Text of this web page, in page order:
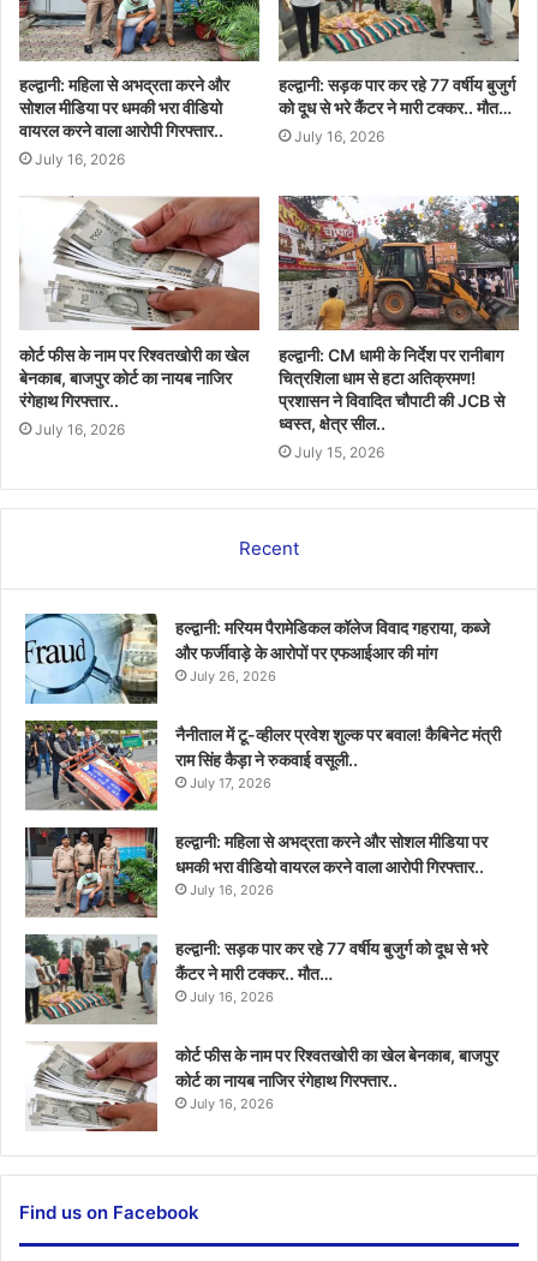
हल्द्वानी: महिला से अभद्रता करने और
सोशल मीडिया पर धमकी भरा वीडियो
वायरल करने वाला आरोपी गिरफ्तार..
July 16, 2026
हल्द्वानी: सड़क पार कर रहे 77 वर्षीय बुजुर्ग
को दूध से भरे कैंटर ने मारी टक्कर.. मौत…
July 16, 2026
कोर्ट फीस के नाम पर रिश्वतखोरी का खेल
बेनकाब, बाजपुर कोर्ट का नायब नाजिर
रंगेहाथ गिरफ्तार..
July 16, 2026
हल्द्वानी: CM धामी के निर्देश पर रानीबाग
चित्रशिला धाम से हटा अतिक्रमण!
प्रशासन ने विवादित चौपाटी की JCB से
ध्वस्त, क्षेत्र सील..
July 15, 2026
Recent
हल्द्वानी: मरियम पैरामेडिकल कॉलेज विवाद गहराया, कब्जे
और फर्जीवाड़े के आरोपों पर एफआईआर की मांग
July 26, 2026
नैनीताल में टू-व्हीलर प्रवेश शुल्क पर बवाल! कैबिनेट मंत्री
राम सिंह कैड़ा ने रुकवाई वसूली..
July 17, 2026
हल्द्वानी: महिला से अभद्रता करने और सोशल मीडिया पर
धमकी भरा वीडियो वायरल करने वाला आरोपी गिरफ्तार..
July 16, 2026
हल्द्वानी: सड़क पार कर रहे 77 वर्षीय बुजुर्ग को दूध से भरे
कैंटर ने मारी टक्कर.. मौत…
July 16, 2026
कोर्ट फीस के नाम पर रिश्वतखोरी का खेल बेनकाब, बाजपुर
कोर्ट का नायब नाजिर रंगेहाथ गिरफ्तार..
July 16, 2026
Find us on Facebook